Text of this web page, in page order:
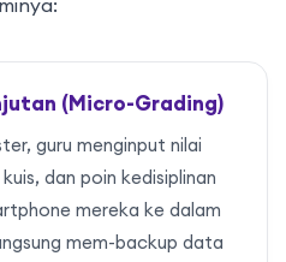
(Micro-Grading)
guru menginput nilai
dan poin kedisiplinan
mereka ke dalam
mem-backup data